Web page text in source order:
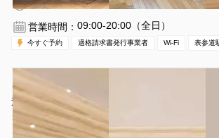
3時間〜
営業時間： 09:00-20:00（全日）
今すぐ予約 適格請求書発行事業者 Wi-Fi 表参道
グレイドパーク表参道（旧：Glade Park 表参道
道駅 2分】パーティ イベント 撮影 OK♥控室(有
飲食 OK♦ 無料WiFi ★
グレイドパーク表参道（旧：Glade Park 表参道）